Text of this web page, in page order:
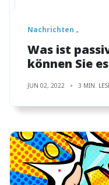
Nachrichten
Was ist
können Sie
JUN 02, 2022 3 MIN.